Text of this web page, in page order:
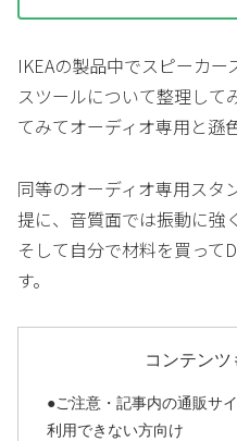
IKEAの製品中でスピーカー
スツールについて整理して
てみてオーディオ専用と遜
同等のオーディオ専用スタ
提に、音質面では振動に強
そして自分で材料を買って
す。
コンテンツ
●ご注意・記事内の通販サ
利用できない方向け